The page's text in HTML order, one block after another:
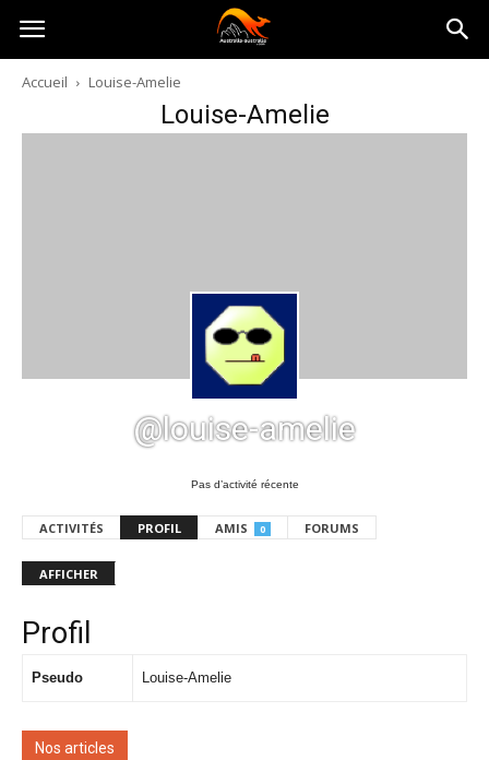
Australia-
australie.com
Accueil Louise-Amelie
Louise-Amelie
@louise-amelie
Pas d’activité récente
ACTIVITÉS PROFIL AMIS 0 FORUMS
AFFICHER
Profil
Pseudo Louise-Amelie
Nos articles